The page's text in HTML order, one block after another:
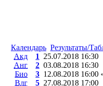
Календарь Результаты/
Акд
Анг
Био
Влг
1 25.07.2018 16:30
2 03.08.2018 16:30
3 12.08.2018 16:00
5 27.08.2018 17:00